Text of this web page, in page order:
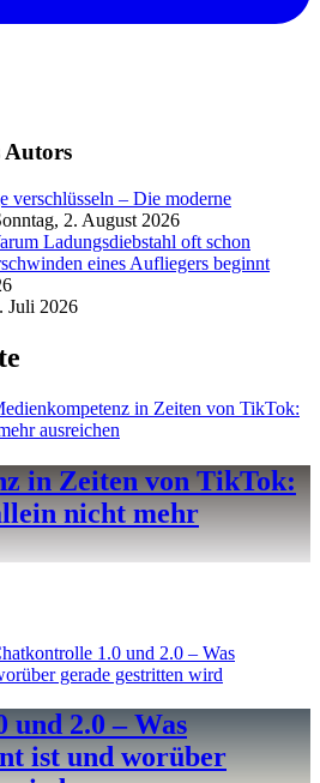
Autors
verschlüsseln – Die moderne
2. August 2026
Ladungsdiebstahl oft schon
eines Aufliegers beginnt
Juli 2026
in Zeiten von TikTok:
nicht mehr
2.0 – Was
ist und worüber